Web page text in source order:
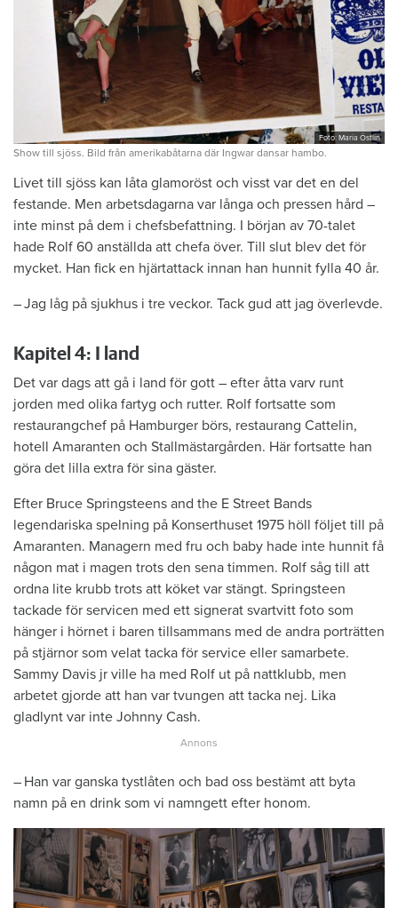
Foto: Maria Östlin
Show till sjöss. Bild från amerikabåtarna där Ingwar dansar hambo.
Livet till sjöss kan låta glamoröst och visst var det en del
festande. Men arbetsdagarna var långa och pressen hård –
inte minst på dem i chefsbefattning. I början av 70-talet
hade Rolf 60 anställda att chefa över. Till slut blev det för
mycket. Han fick en hjärtattack innan han hunnit fylla 40 år.
– Jag låg på sjukhus i tre veckor. Tack gud att jag överlevde.
Kapitel 4: I land
Det var dags att gå i land för gott – efter åtta varv runt
jorden med olika fartyg och rutter. Rolf fortsatte som
restaurangchef på Hamburger börs, restaurang Cattelin,
hotell Amaranten och Stallmästargården. Här fortsatte han
göra det lilla extra för sina gäster.
Efter Bruce Springsteens and the E Street Bands
legendariska spelning på Konserthuset 1975 höll följet till på
Amaranten. Managern med fru och baby hade inte hunnit få
någon mat i magen trots den sena timmen. Rolf såg till att
ordna lite krubb trots att köket var stängt. Springsteen
tackade för servicen med ett signerat svartvitt foto som
hänger i hörnet i baren tillsammans med de andra porträtten
på stjärnor som velat tacka för service eller samarbete.
Sammy Davis jr ville ha med Rolf ut på nattklubb, men
arbetet gjorde att han var tvungen att tacka nej. Lika
gladlynt var inte Johnny Cash.
– Han var ganska tystlåten och bad oss bestämt att byta
namn på en drink som vi namngett efter honom.